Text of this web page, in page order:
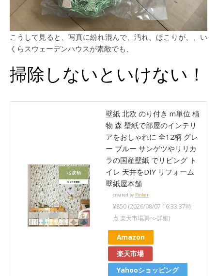
こうして見ると、写真に紛れ混んで、汚れ、ほこりが、、い
くらスウェーデンハウスが素敵でも、
掃除しないといけない！
壁紙 北欧 のり付き m単位 植
物 森 壁紙で部屋のインテリ
アをおしゃれに 全12柄 グレ
ー ブルー サンゲツやリリカ
ラの国産壁紙 でリビング ト
イレ 天井をDIY リフォーム
壁紙屋本舗
created by Rinker
¥850 (2026/08/07 16:33:37時
点 楽天市場調べ-詳細)
Amazon
楽天市場
Yahooショッピング